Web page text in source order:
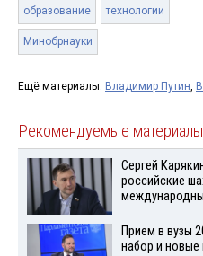
образование технологии
Минобрнауки
Ещё материалы: Владимир Путин,
Рекомендуемые материалы
Сергей
российские
Прием в вузы
набор и новые